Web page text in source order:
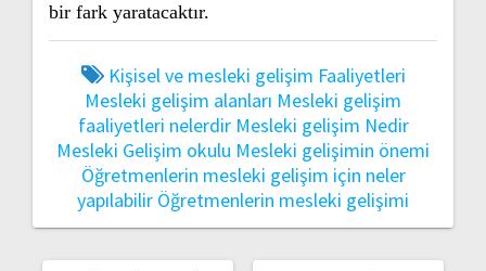
bir fark yaratacaktır.
Kişisel ve mesleki gelişim Faaliyetleri
Mesleki gelişim alanları Mesleki gelişim
faaliyetleri nelerdir Mesleki gelişim Nedir
Mesleki Gelişim okulu Mesleki gelişimin önemi
Öğretmenlerin mesleki gelişim için neler
yapılabilir Öğretmenlerin mesleki gelişimi